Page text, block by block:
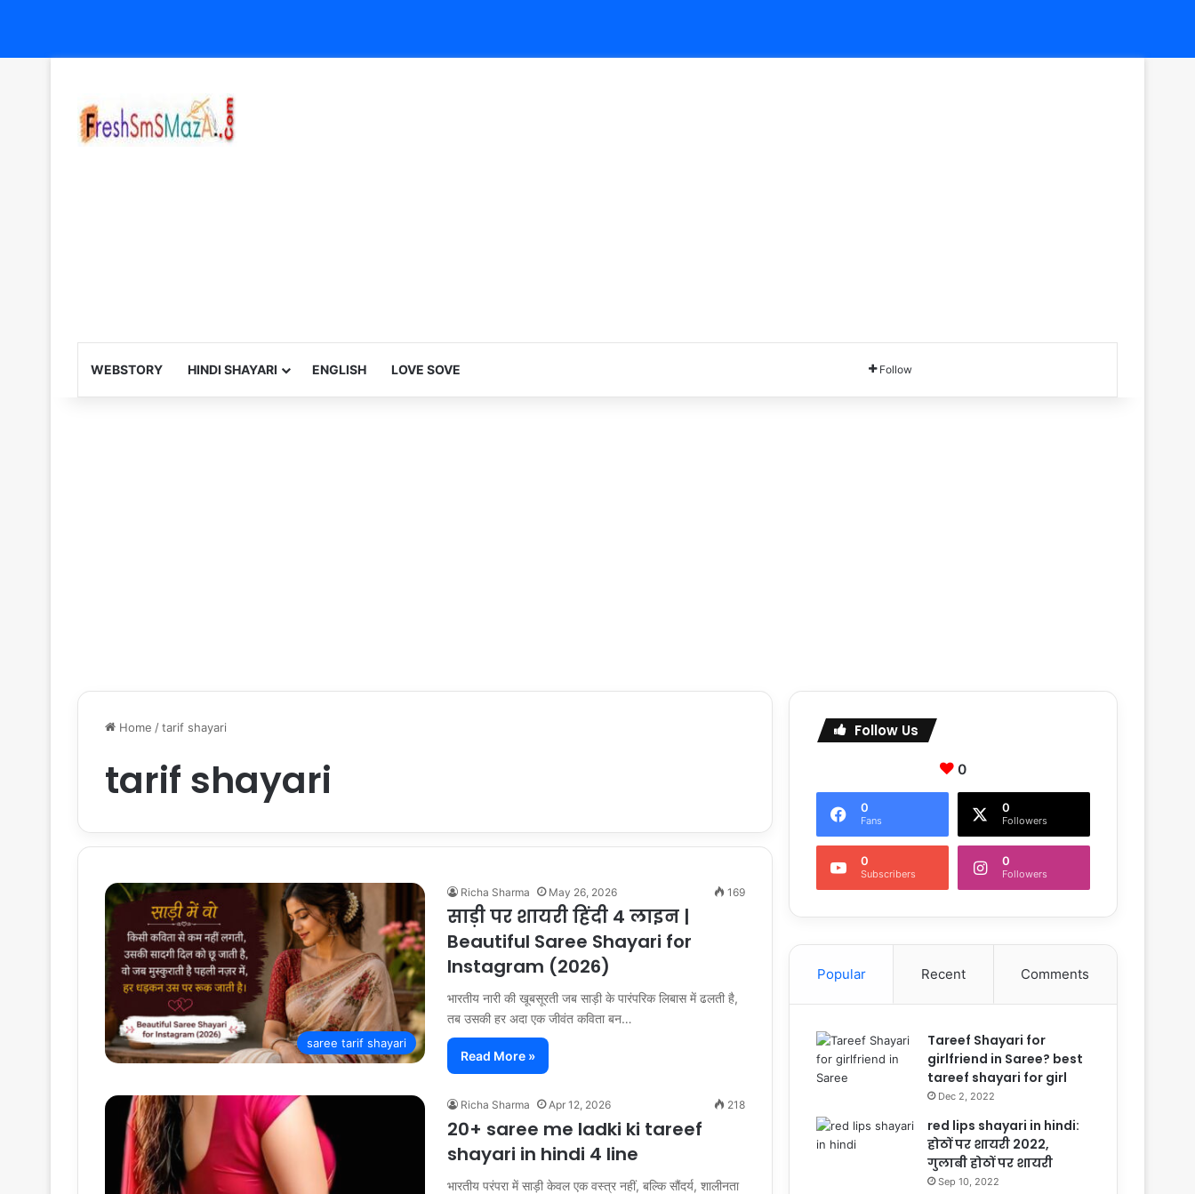
WEBSTORY HINDI SHAYARI ENGLISH LOVE SOVE Follow
Home /tarif shayari
tarif shayari
saree tarif shayari
Richa Sharma May 26, 2026 169
साड़ी पर शायरी हिंदी 4 लाइन |
Beautiful Saree Shayari for
Instagram (2026)
भारतीय नारी की खूबसूरती जब साड़ी के पारंपरिक लिबास में ढलती है,
तब उसकी हर अदा एक जीवंत कविता बन…
Read More »
Richa Sharma Apr 12, 2026 218
20+ saree me ladki ki tareef
shayari in hindi 4 line
भारतीय परंपरा में साड़ी केवल एक वस्त्र नहीं, बल्कि सौंदर्य, शालीनता
Follow Us
0
0
Fans
0
Followers
0
Subscribers
0
Followers
Popular Recent Comments
Tareef Shayari for
girlfriend in Saree? best
tareef shayari for girl
Dec 2, 2022
red lips shayari in hindi:
होठों पर शायरी 2022,
गुलाबी होठों पर शायरी
Sep 10, 2022